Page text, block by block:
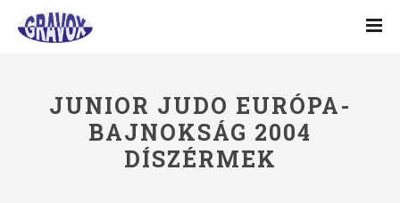
JUNIOR JUDO EURÓPA-
BAJNOKSÁG 2004
DÍSZÉRMEK